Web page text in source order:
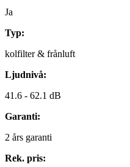
Ja
Typ:
kolfilter & frånluft
Ljudnivå:
41.6 - 62.1 dB
Garanti:
2 års garanti
Rek. pris: